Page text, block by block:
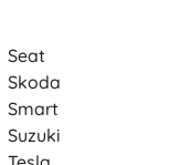
Seat
Skoda
Smart
Suzuki